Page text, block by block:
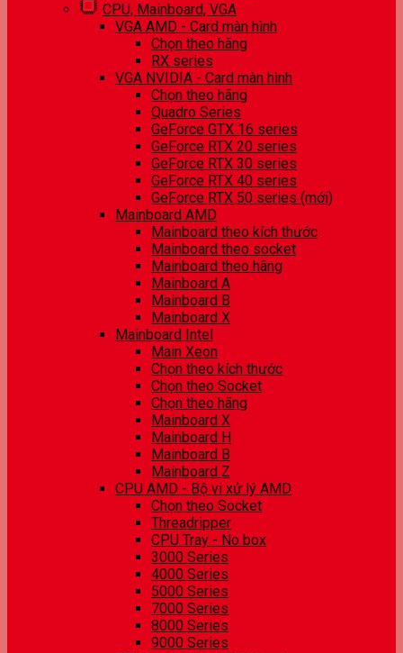
CPU, Mainboard, VGA
VGA AMD - Card màn hình
Chọn theo hãng
RX series
VGA NVIDIA - Card màn hình
Chọn theo hãng
Quadro Series
GeForce GTX 16 series
GeForce RTX 20 series
GeForce RTX 30 series
GeForce RTX 40 series
GeForce RTX 50 series (mới)
Mainboard AMD
Mainboard theo kích thước
Mainboard theo socket
Mainboard theo hãng
Mainboard A
Mainboard B
Mainboard X
Mainboard Intel
Main Xeon
Chọn theo kích thước
Chọn theo Socket
Chọn theo hãng
Mainboard X
Mainboard H
Mainboard B
Mainboard Z
CPU AMD - Bộ vi xử lý AMD
Chọn theo Socket
Threadripper
CPU Tray - No box
3000 Series
4000 Series
5000 Series
7000 Series
8000 Series
9000 Series